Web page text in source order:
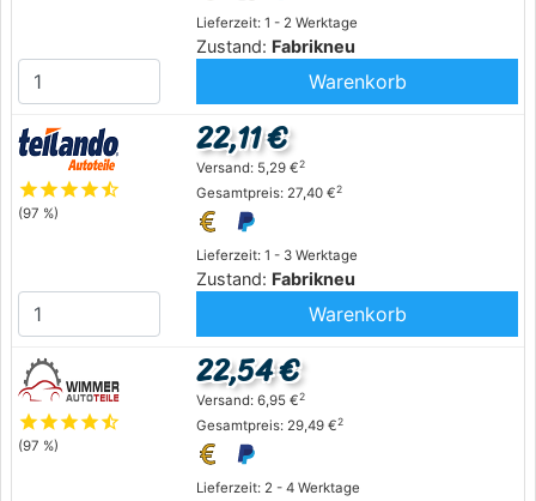
Lieferzeit: 1 - 2 Werktage
Zustand: Fabrikneu
Warenkorb
starstarstarstarstar_half
(97 %)
Lieferzeit: 1 - 3 Werktage
Zustand: Fabrikneu
22,11 €
Versand: 5,29 €2
Gesamtpreis: 27,40 €2
Warenkorb
starstarstarstarstar_half
(97 %)
Lieferzeit: 2 - 4 Werktage
22,54 €
Versand: 6,95 €2
Gesamtpreis: 29,49 €2